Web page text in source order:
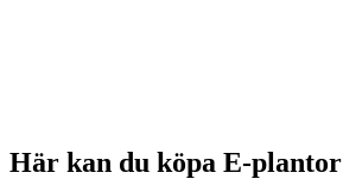
Här kan du köpa E-plantor